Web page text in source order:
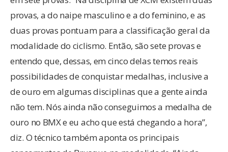
provas, a do naipe masculino e a do feminino, e as
duas provas pontuam para a classificação geral da
modalidade do ciclismo. Então, são sete provas e
entendo que, dessas, em cinco delas temos reais
possibilidades de conquistar medalhas, inclusive a
de ouro em algumas disciplinas que a gente ainda
não tem. Nós ainda não conseguimos a medalha de
ouro no BMX e eu acho que está chegando a hora”,
diz. O técnico também aponta os principais